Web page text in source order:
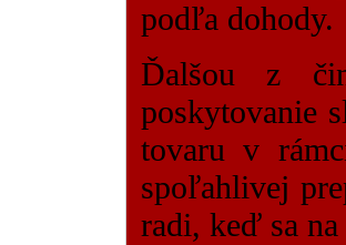
podľa dohody.
Ďalšou z
poskytovanie
tovaru v
spoľahlivej
radi, keď sa